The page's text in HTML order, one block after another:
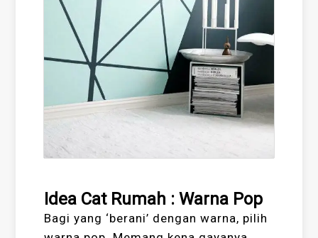
Idea Cat Rumah : Warna Pop
Bagi yang ‘berani’ dengan warna, pilih